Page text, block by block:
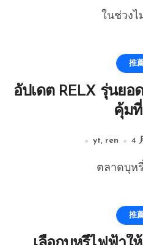
ในช่วง
推
อัปเดต RELX รุ่นย
คุ้ม
yt, ren 4
ตลาดบุห
推